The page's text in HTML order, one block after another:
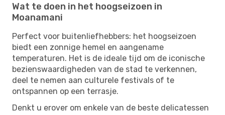
Wat te doen in het hoogseizoen in
Moanamani
Perfect voor buitenliefhebbers: het hoogseizoen
biedt een zonnige hemel en aangename
temperaturen. Het is de ideale tijd om de iconische
bezienswaardigheden van de stad te verkennen,
deel te nemen aan culturele festivals of te
ontspannen op een terrasje.
Denkt u erover om enkele van de beste delicatessen